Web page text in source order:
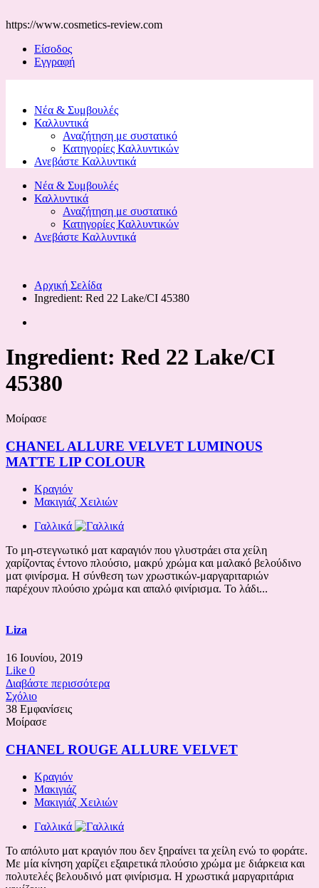
https://www.cosmetics-review.com
Είσοδος
Εγγραφή
Νέα & Συμβουλές
Καλλυντικά
Αναζήτηση με συστατικό
Κατηγορίες Καλλυντικών
Ανεβάστε Καλλυντικά
Νέα & Συμβουλές
Καλλυντικά
Αναζήτηση με συστατικό
Κατηγορίες Καλλυντικών
Ανεβάστε Καλλυντικά
Αρχική Σελίδα
Ingredient: Red 22 Lake/CI 45380
Ingredient: Red 22 Lake/CI
45380
Μοίρασε
CHANEL ALLURE VELVET LUMINOUS
MATTE LIP COLOUR
Κραγιόν
Μακιγιάζ Χειλιών
Γαλλικά
Το μη-στεγνωτικό ματ καραγιόν που γλυστράει στα χείλη
χαρίζοντας έντονο πλούσιο, μακρύ χρώμα και μαλακό βελούδινο
ματ φινίρσμα. Η σύνθεση των χρωστικών-μαργαριταριών
παρέχουν πλούσιο χρώμα και απαλό φινίρισμα. Το λάδι...
Liza
16 Ιουνίου, 2019
Like 0
Διαβάστε περισσότερα
Σχόλιο
38 Εμφανίσεις
Μοίρασε
CHANEL ROUGE ALLURE VELVET
Κραγιόν
Μακιγιάζ
Μακιγιάζ Χειλιών
Γαλλικά
Το απόλυτο ματ κραγιόν που δεν ξηραίνει τα χείλη ενώ το φοράτε.
Με μία κίνηση χαρίζει εξαιρετικά πλούσιο χρώμα με διάρκεια και
πολυτελές βελουδινό ματ φινίρισμα. Η χρωστικά μαργαριτάρια